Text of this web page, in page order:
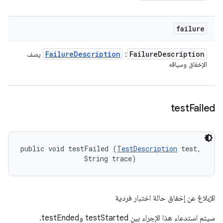
failure
FailureDescription
:
FailureDescription
يصف
الإخفاق وسياقه
testFailed
public void testFailed (TestDescription test,
                String trace)
الإبلاغ عن إخفاق حالة اختبار فردية
سيتم استدعاء هذا الإجراء بين testStarted وtestEnded.